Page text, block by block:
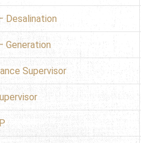
Desalination
Generation
Supervisor